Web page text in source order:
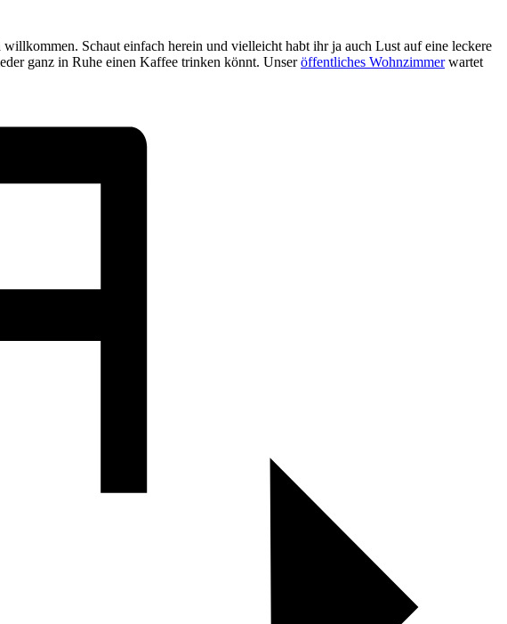
Schaut einfach herein und vielleicht habt ihr ja auch Lust auf eine leckere
ganz in Ruhe einen Kaffee trinken könnt. Unseröffentliches Wohnzimmerwartet